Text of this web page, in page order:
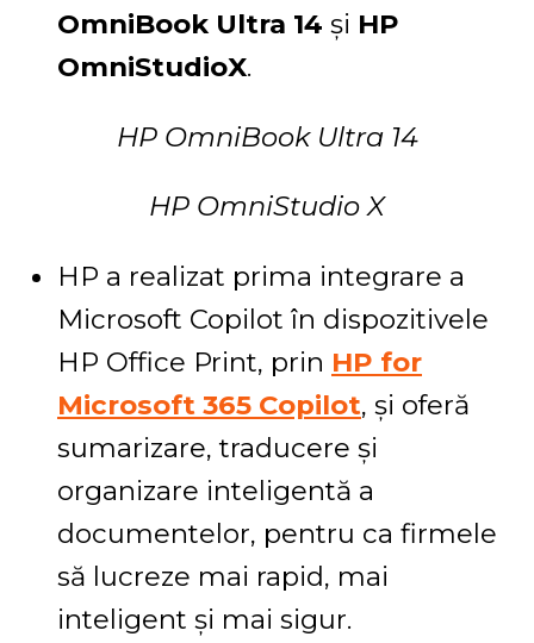
OmniBook Ultra 14 și HP
OmniStudioX.
HP OmniBook Ultra 14
HP OmniStudio X
HP a realizat prima integrare a
Microsoft Copilot în dispozitivele
HP Office Print, prin HP for
Microsoft 365 Copilot, și oferă
sumarizare, traducere și
organizare inteligentă a
documentelor, pentru ca firmele
să lucreze mai rapid, mai
inteligent și mai sigur.